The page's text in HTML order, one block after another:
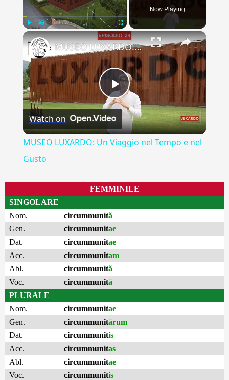
Fullscreen
Now Playing
×
Play
Video
MUSEO LUXARDO: Un Viaggio nel Tempo e nel Gusto
Watch on
MUSEO LUXARDO: Un Viaggio nel Tempo e nel
Gusto
FEMMINILE
SINGOLARE
Nom.
circummunită
Gen.
circummunitae
Dat.
circummunitae
Acc.
circummunitam
Abl.
circummunită
Voc.
circummunitā
PLURALE
Nom.
circummunitae
Gen.
circummunitārum
Dat.
circummunitis
Acc.
circummunitas
Abl.
circummunitae
Voc.
circummunitis